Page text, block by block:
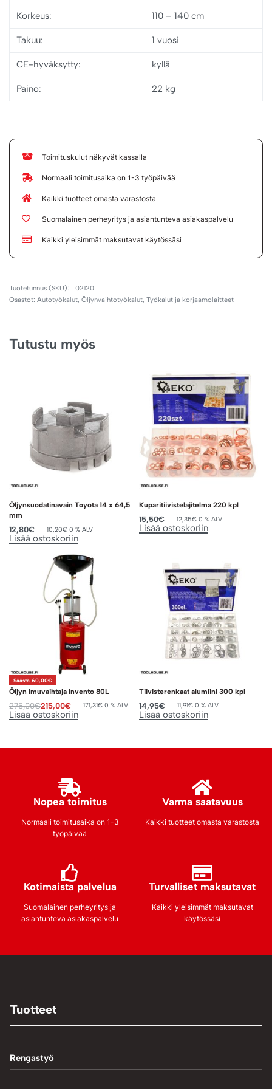
Korkeus: 110 – 140 cm
Takuu: 1 vuosi
CE-hyväksytty: kyllä
Paino: 22 kg
Toimituskulut näkyvät kassalla
Normaali toimitusaika on 1-3 työpäivää
Kaikki tuotteet omasta varastosta
Suomalainen perheyritys ja asiantunteva asiakaspalvelu
Kaikki yleisimmät maksutavat käytössäsi
T02120
Osastot: Autotyökalut, Öljynvaihtotyökalut, Työkalut ja korjaamolaitteet
Tutustu myös
Öljynsuodatinavain Toyota 14 x 64,5
mm
12,80€ 10,20€ 0 % ALV
Lisää ostoskoriin
Kuparitiivistelajitelma 220 kpl
15,50€ 12,35€ 0 % ALV
Lisää ostoskoriin
Säästä 60,00€
Öljyn imuvaihtaja Invento 80L
275,00€215,00€ 171,31€ 0 % ALV
Lisää ostoskoriin
Tiivisterenkaat alumiini 300 kpl
14,95€ 11,91€ 0 % ALV
Lisää ostoskoriin
Nopea toimitus
Normaali toimitusaika on 1-3
työpäivää
Varma saatavuus
Kaikki tuotteet omasta varastosta
Kotimaista palvelua
Suomalainen perheyritys ja
asiantunteva asiakaspalvelu
Turvalliset maksutavat
Kaikki yleisimmät maksutavat
käytössäsi
Tuotteet
Rengastyö